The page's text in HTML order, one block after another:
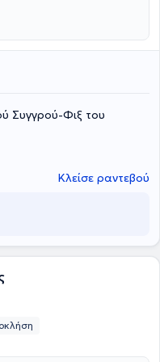
Πανεπιστημίου
ενηλίκων στο
Κέντρο Ψυχικής Υγιεινής και
Συγγρού-Φιξ του
Κλείσε ραντεβού